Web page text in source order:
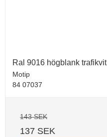
Ral 9016 högblank trafikvit
Motip
84 07037
143 SEK
137 SEK